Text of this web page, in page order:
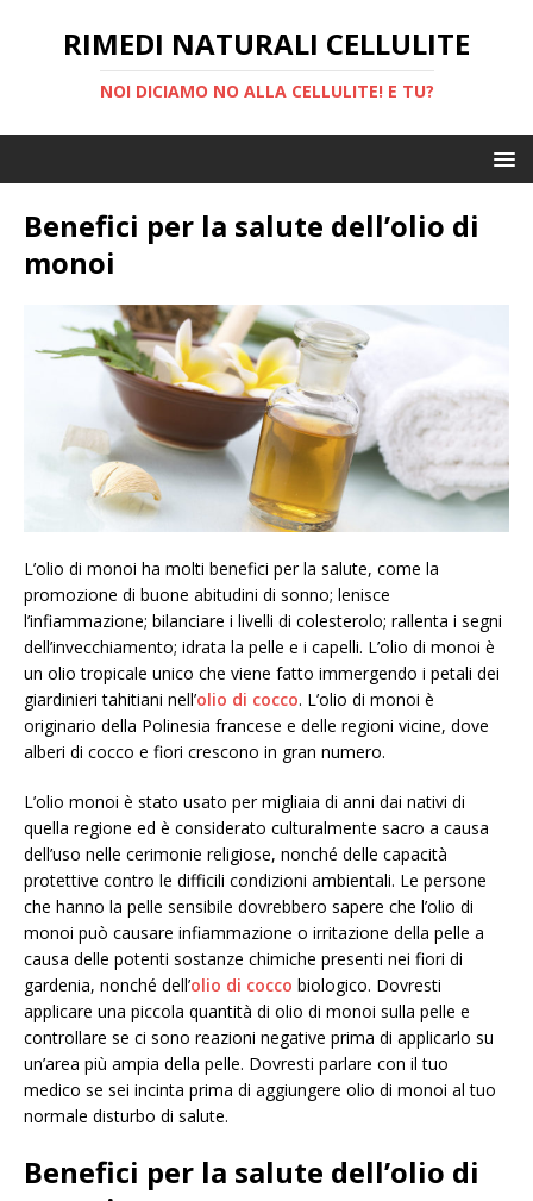
RIMEDI NATURALI CELLULITE
NOI DICIAMO NO ALLA CELLULITE! E TU?
Benefici per la salute dell’olio di
monoi
L’olio di monoi ha molti benefici per la salute, come la
promozione di buone abitudini di sonno; lenisce
l’infiammazione; bilanciare i livelli di colesterolo; rallenta i segni
dell’invecchiamento; idrata la pelle e i capelli. L’olio di monoi è
un olio tropicale unico che viene fatto immergendo i petali dei
giardinieri tahitiani nell’olio di cocco. L’olio di monoi è
originario della Polinesia francese e delle regioni vicine, dove
alberi di cocco e fiori crescono in gran numero.
L’olio monoi è stato usato per migliaia di anni dai nativi di
quella regione ed è considerato culturalmente sacro a causa
dell’uso nelle cerimonie religiose, nonché delle capacità
protettive contro le difficili condizioni ambientali. Le persone
che hanno la pelle sensibile dovrebbero sapere che l’olio di
monoi può causare infiammazione o irritazione della pelle a
causa delle potenti sostanze chimiche presenti nei fiori di
gardenia, nonché dell’olio di cocco biologico. Dovresti
applicare una piccola quantità di olio di monoi sulla pelle e
controllare se ci sono reazioni negative prima di applicarlo su
un’area più ampia della pelle. Dovresti parlare con il tuo
medico se sei incinta prima di aggiungere olio di monoi al tuo
normale disturbo di salute.
Benefici per la salute dell’olio di